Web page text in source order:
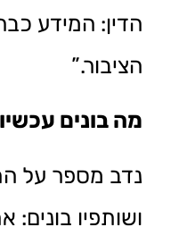
הדין: המידע
הציבור.”
מה בונים עכשיו
נדב מספר על
ושותפיו בונים: